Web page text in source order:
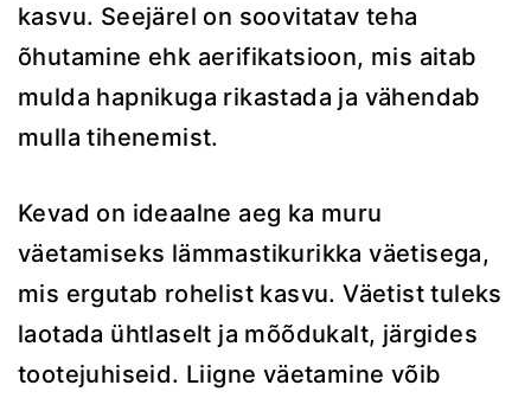
kasvu. Seejärel on soovitatav teha
õhutamine ehk aerifikatsioon, mis aitab
mulda hapnikuga rikastada ja vähendab
mulla tihenemist.
Kevad on ideaalne aeg ka muru
väetamiseks lämmastikurikka väetisega,
mis ergutab rohelist kasvu. Väetist tuleks
laotada ühtlaselt ja mõõdukalt, järgides
tootejuhiseid. Liigne väetamine võib